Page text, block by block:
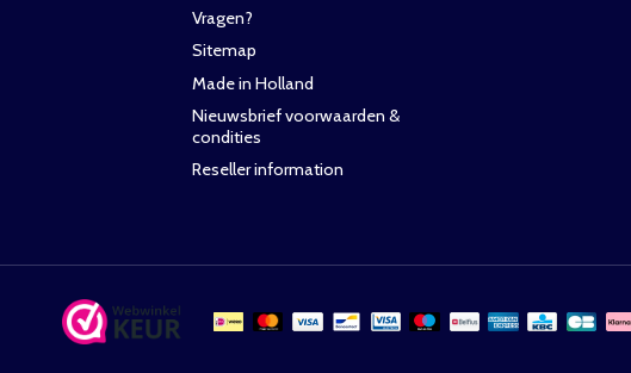
Vragen?
Sitemap
Made in Holland
Nieuwsbrief voorwaarden &
condities
Reseller information